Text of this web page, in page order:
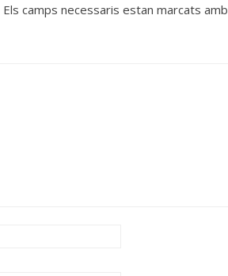
Els camps necessaris estan marcats amb